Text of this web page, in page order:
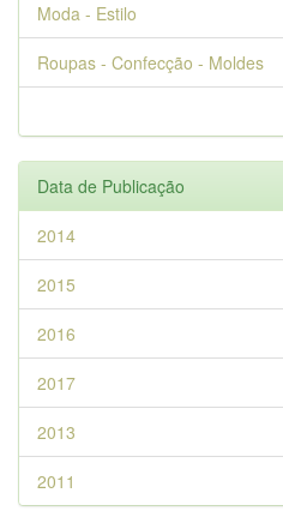
Moda - Estilo
Roupas - Confecção - Moldes
Data de Publicação
2014
2015
2016
2017
2013
2011